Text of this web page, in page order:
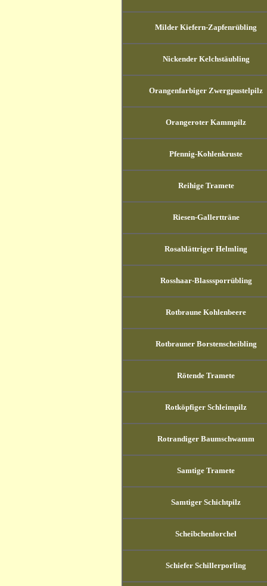
Milder Kiefern-Zapfenrübling
Nickender Kelchstäubling
Orangenfarbiger Zwergpustelpilz
Orangeroter Kammpilz
Pfennig-Kohlenkruste
Reihige Tramete
Riesen-Gallertträne
Rosablättriger Helmling
Rosshaar-Blasssporrübling
Rotbraune Kohlenbeere
Rotbrauner Borstenscheibling
Rötende Tramete
Rotköpfiger Schleimpilz
Rotrandiger Baumschwamm
Samtige Tramete
Samtiger Schichtpilz
Scheibchenlorchel
Schiefer Schillerporling